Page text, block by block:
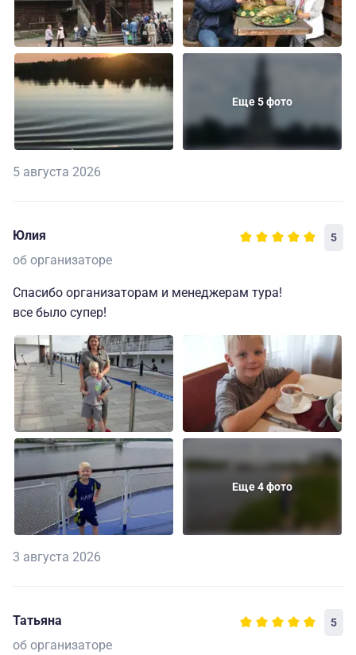
Еще 5 фото
5 августа 2026
Юлия 5
об организаторе
Спасибо организаторам и менеджерам тура!
все было супер!
Еще 4 фото
3 августа 2026
Татьяна 5
об организаторе